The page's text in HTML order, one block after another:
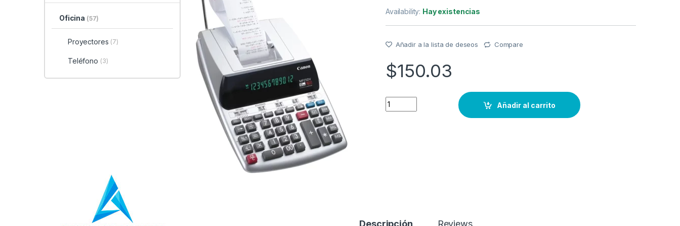
Availability: Hay existencias
Añadir a la lista de deseos Compare
$150.03
CONTOMETRO CANON MP25DV-3 quantity
Añadir al carrito
Descripción Reviews
Oficina (57)
Proyectores (7)
Teléfono (3)